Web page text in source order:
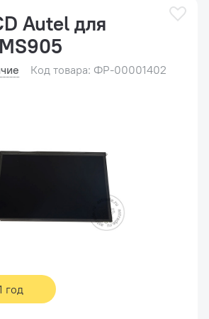
год
Autel для
Код товара: ФР-00001402